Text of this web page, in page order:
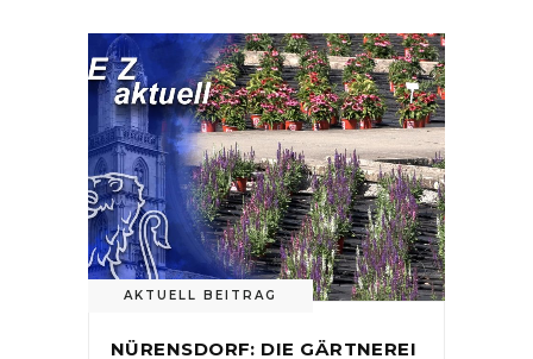
AKTUELL BEITRAG
NÜRENSDORF: DIE GÄRTNEREI